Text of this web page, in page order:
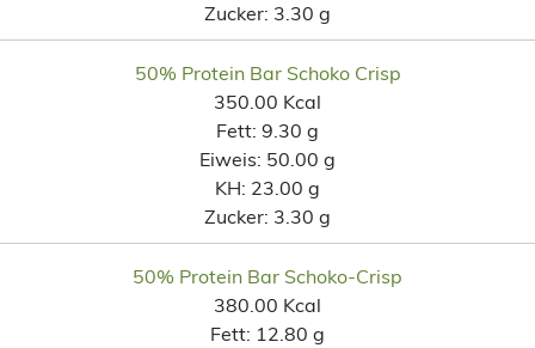
Zucker: 3.30 g
50% Protein Bar Schoko Crisp
350.00 Kcal
Fett: 9.30 g
Eiweis: 50.00 g
KH: 23.00 g
Zucker: 3.30 g
50% Protein Bar Schoko-Crisp
380.00 Kcal
Fett: 12.80 g